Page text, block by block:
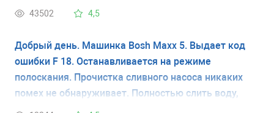
этого машинка работала хорошо. У меня нет
ключ. Спасибо.
43502 4,5
Добрый день. Машинка Bosh Maxx 5. Выдает код
ошибки F 18. Останавливается на режиме
полоскания. Прочистка сливного насоса никаких
помех не обнаруживает. Полностью слить воду,
открыв пробку сливного насоса - нижний лючок